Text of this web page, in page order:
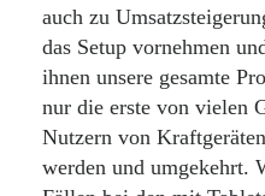
auch zu
das Setup vornehmen
ihnen unsere gesamte
nur die erste von vielen
Nutzern von
werden und umgekehrt.